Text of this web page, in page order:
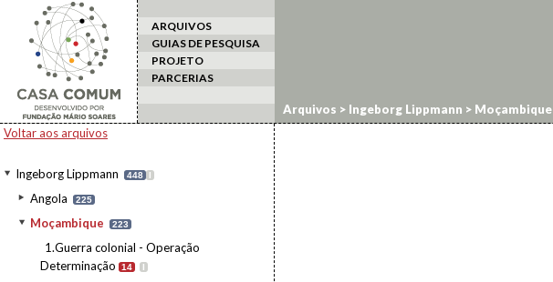
ARQUIVOS
GUIAS DE PESQUISA
PROJETO
PARCERIAS
Voltar aos arquivos
Ingeborg Lippmann 448 I
Angola 225
Moçambique 223
1.Guerra colonial - Operação
Determinação
14 I
Arquivos > Ingeborg Lippmann > Moçambique